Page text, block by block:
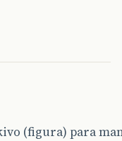
(figura) para